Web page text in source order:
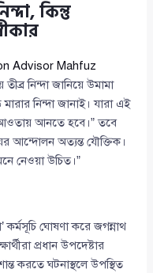
কিন্তু
Advisor Mahfuz
নিন্দা জানিয়ে উমামা
নিন্দা জানাই। যারা এই
আওতায় আনতে হবে।” তবে
আন্দোলন অত্যন্ত যৌক্তিক।
নেওয়া উচিত।”
কর্মসূচি ঘোষণা করে জগন্নাথ
প্রধান উপদেষ্টার
করতে ঘটনাস্থলে উপস্থিত